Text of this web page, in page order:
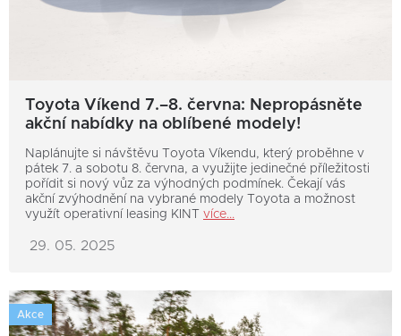
Toyota Víkend 7.–8. června: Nepropásněte
akční nabídky na oblíbené modely!
Naplánujte si návštěvu Toyota Víkendu, který proběhne v
pátek 7. a sobotu 8. června, a využijte jedinečné příležitosti
pořídit si nový vůz za výhodných podmínek. Čekají vás
akční zvýhodnění na vybrané modely Toyota a možnost
využít operativní leasing KINT více...
29. 05. 2025
Akce